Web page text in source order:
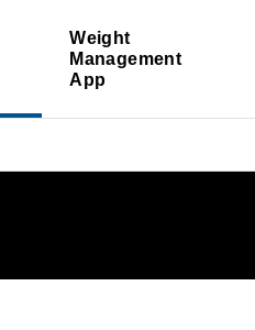
Weight
Management
App